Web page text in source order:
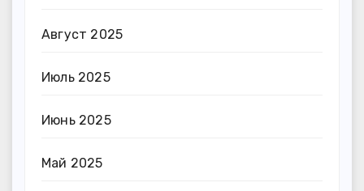
Август 2025
Июль 2025
Июнь 2025
Май 2025